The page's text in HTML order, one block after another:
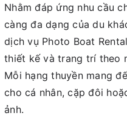
Nhằm đáp ứng nhu cầu
càng đa dạng của du
dịch vụ Photo Boat
thiết kế và trang trí theo
Mỗi hạng thuyền mang
cho cá nhân, cặp đôi
ảnh.